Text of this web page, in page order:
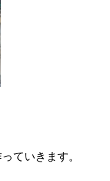
ていきます。